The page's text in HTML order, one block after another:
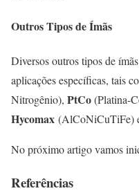
Outros Tipos de Ímãs
Diversos outros tipos de
aplicações específicas, tais
Nitrogênio), PtCo(Platina-
Hycomax (AlCoNiCuTiFe)
No próximo artigo vamos
Referências